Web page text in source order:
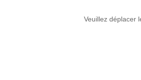
Veuillez déplacer